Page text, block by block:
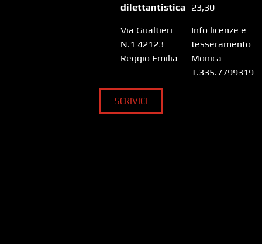
dilettantistica
Via Gualtieri
N.1 42123
Reggio Emilia
23,30
Info licenze e
tesseramento
Monica
T.335.7799319
SCRIVICI